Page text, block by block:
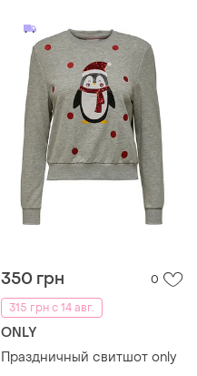
350 грн
0
315 грн с 14 авг.
ONLY
Праздничный свитшот only